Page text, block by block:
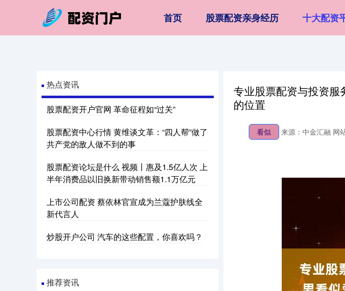
首页 股票配资亲身经历 十大配资
专业股票配资与投资
的位置
看似 来源：中金汇融 网
热点资讯
股票配资开户官网 革命征程如“过关”
股票配资中心行情 黄维谈文革：“四人帮”做了
共产党的敌人做不到的事
股票配资论坛是什么 视频丨惠及1.5亿人次 上
半年消费品以旧换新带动销售额1.1万亿元
上市公司配资 蔡依林官宣成为兰蔻护肤线全
新代言人
炒股开户公司 汽车的这些配置，你喜欢吗？
推荐资讯